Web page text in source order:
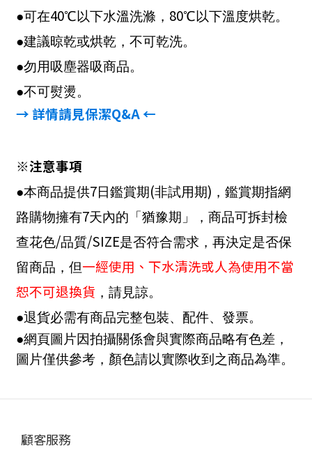
●可在40℃以下水溫洗滌， 80℃以下溫度烘乾。
●建議晾乾或烘乾，不可乾洗。
●勿用吸塵器吸商品。
●不可熨燙。
→ 詳情請見保潔Q&A←
※注意事項
●本商品提供7日鑑賞期(非試用期) ，鑑賞期指網
路購物擁有7天內的「猶豫期」，商品可拆封檢
查花色/品質/SIZE是否符合需求，再決定是否保
留商品，但一經使用、下水清洗或人為使用不當
恕不可退換貨 ，請見諒。
●退貨必需有商品完整包裝、配件、發票。
●網頁圖片因拍攝關係會與實際商品略有色差，
圖片僅供參考，顏色請以實際收到之商品為準。
顧客服務